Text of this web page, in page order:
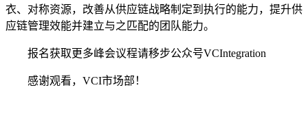
衣、对称资源，改善从供应链战略制定到执行的能力，提升供
应链管理效能并建立与之匹配的团队能力。
报名获取更多峰会议程请移步公众号VCIntegration
感谢观看，VCI市场部！